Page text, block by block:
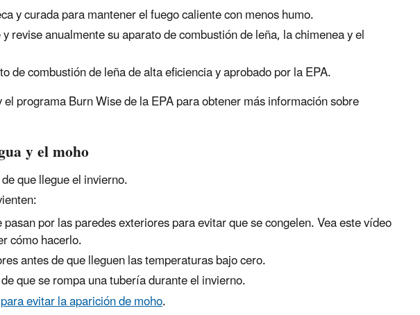
y curada para mantener el fuego caliente con menos humo.
revise anualmente su aparato de combustión de leña, la chimenea y el
de combustión de leña de alta eficiencia y aprobado por la EPA.
el programa Burn Wise de la EPA para obtener más información sobre
y el moho
que llegue el invierno.
por las paredes exteriores para evitar que se congelen. Vea este vídeo
cómo hacerlo.
antes de que lleguen las temperaturas bajo cero.
que se rompa una tubería durante el invierno.
evitar la aparición de moho.